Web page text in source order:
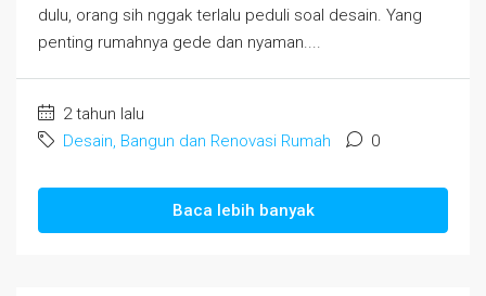
dulu, orang sih nggak terlalu peduli soal desain. Yang
penting rumahnya gede dan nyaman....
2 tahun lalu
Desain, Bangun dan Renovasi Rumah
0
Baca lebih banyak